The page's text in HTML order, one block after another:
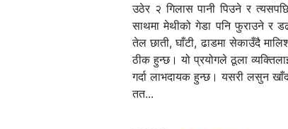
उठेर २ गिलास पानी पिउने र
साथमा मेथीको गेडा पनि फुराउने र
तेल छाती, घाँटी, ढाडमा सेकाउँदै
ठीक हुन्छ। यो प्रयोगले ठूला
गर्दा लाभदायक हुन्छ। यसरी लसुन
तत...